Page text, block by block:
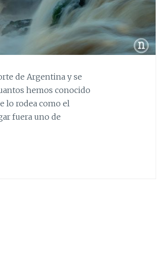
de Argentina y se
hemos conocido
lo rodea como el
fuera uno de